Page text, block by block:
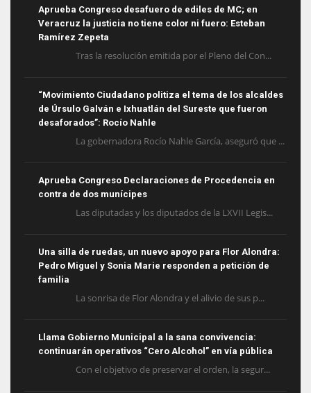
Aprueba Congreso desafuero de ediles de MC; en
Veracruz la justicia no tiene color ni fuero: Esteban
Ramírez Zepeta
Tras la resolución emitida por el Pleno del Con...
“Movimiento Ciudadano politiza el tema de los alcaldes
de Úrsulo Galván e Ixhuatlán del Sureste que fueron
desaforados”: Rocío Nahle
La gobernadora Rocío Nahle García, aseguró que ...
Aprueba Congreso Declaraciones de Procedencia en
contra de dos munícipes
Las diputadas y los diputados de la LXVII Legis...
Una silla de ruedas, un nuevo apoyo para Flor Alondra:
Pedro Miguel y Sonia Marie responden a petición de
familia
La sonrisa de Flor Alondra y el alivio de sus p...
Llama Gobierno Municipal a la sana convivencia:
continuarán operativos “Cero Alcohol” en vía pública
Con el objetivo de preservar el orden, la segur...